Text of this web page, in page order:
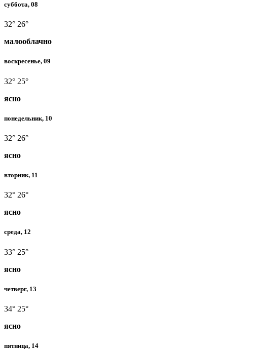
суббота, 08
32° 26°
малооблачно
воскресенье, 09
32° 25°
ясно
понедельник, 10
32° 26°
ясно
вторник, 11
32° 26°
ясно
среда, 12
33° 25°
ясно
четверг, 13
34° 25°
ясно
пятница, 14